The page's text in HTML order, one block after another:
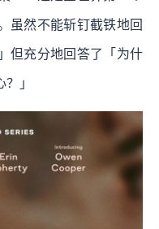
虽然不能斩钉截铁地回
但充分地回答了「为什
」